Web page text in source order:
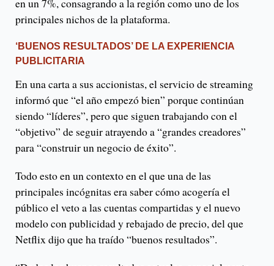
en un 7%, consagrando a la región como uno de los
principales nichos de la plataforma.
‘BUENOS RESULTADOS’ DE LA EXPERIENCIA
PUBLICITARIA
En una carta a sus accionistas, el servicio de streaming
informó que “el año empezó bien” porque continúan
siendo “líderes”, pero que siguen trabajando con el
“objetivo” de seguir atrayendo a “grandes creadores”
para “construir un negocio de éxito”.
Todo esto en un contexto en el que una de las
principales incógnitas era saber cómo acogería el
público el veto a las cuentas compartidas y el nuevo
modelo con publicidad y rebajado de precio, del que
Netflix dijo que ha traído “buenos resultados”.